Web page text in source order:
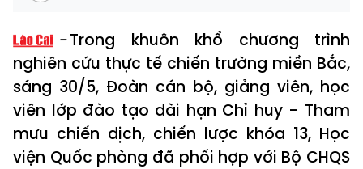
Trong khuôn khổ chương trình
nghiên cứu thực tế chiến trường miền Bắc,
sáng 30/5, Đoàn cán bộ, giảng viên, học
viên lớp đào tạo dài hạn Chỉ huy - Tham
mưu chiến dịch, chiến lược khóa 13, Học
viện Quốc phòng đã phối hợp với Bộ CHQS